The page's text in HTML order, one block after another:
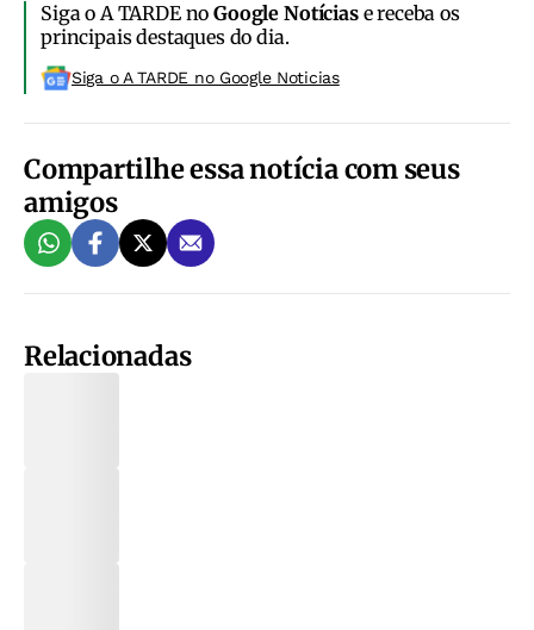
Siga o A TARDE noGoogle Notíciase receba os
principais destaques do dia.
Siga o A TARDE no Google Noticias
Compartilhe essa notícia com seus
amigos
Relacionadas